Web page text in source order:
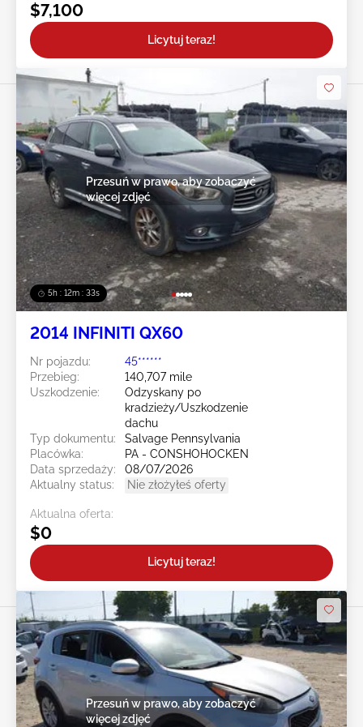
$7,100
Licytuj teraz!
5h : 12m : 31s
Przesuń w prawo, aby zobaczyć
więcej zdjęć
2014 INFINITI QX60
Nr pojazdu:
45******
Przebieg:
140,707 mile
Uszkodzenie:
Odzyskany po
kradzieży/Uszkodzenie
dachu
Typ dokumentu:
Salvage Pennsylvania
Placówka:
PA - CONSHOHOCKEN
Data sprzedaży:
08/07/2026
Aktualny status:
Nie złożyłeś oferty
Aktualna oferta:
$0
Licytuj teraz!
Przesuń w prawo, aby zobaczyć
więcej zdjęć